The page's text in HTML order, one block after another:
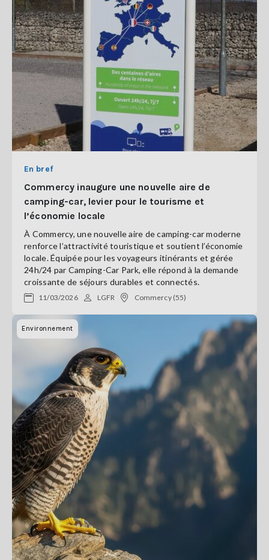
En bref
Commercy inaugure une nouvelle aire de
camping-car, levier pour le tourisme et
l’économie locale
À Commercy, une nouvelle aire de camping-car moderne
renforce l’attractivité touristique et soutient l’économie
locale. Équipée pour les voyageurs itinérants et gérée
24h/24 par Camping-Car Park, elle répond à la demande
croissante de séjours durables et connectés.
11/03/2026 LGFR Commercy (55)
Environnement